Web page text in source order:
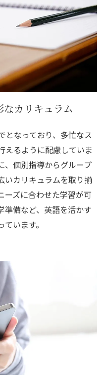
カリキュラム
となっており、多忙なス
えるように配慮していま
、個別指導からグループ
いカリキュラムを取り揃
ーズに合わせた学習が可
準備など、英語を活かす
います。